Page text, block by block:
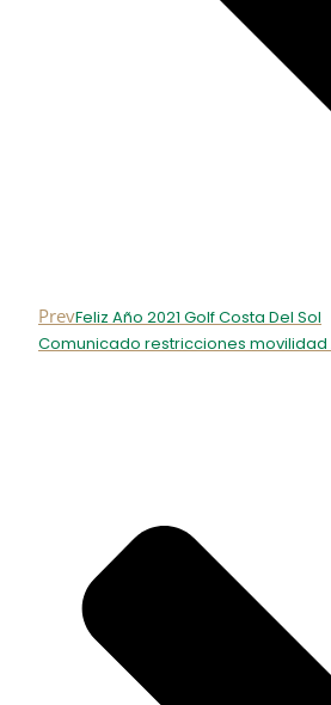
PrevFeliz Año 2021 Golf Costa Del Sol
Comunicado restricciones